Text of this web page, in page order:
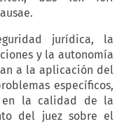
jurídica, la
y la autonomía
a la aplicación del
específicos,
en la calidad de la
del juez sobre el